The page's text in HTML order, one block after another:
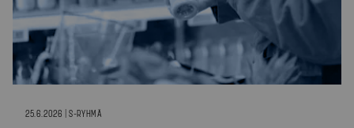
25.6.2026 | S-RYHMÄ